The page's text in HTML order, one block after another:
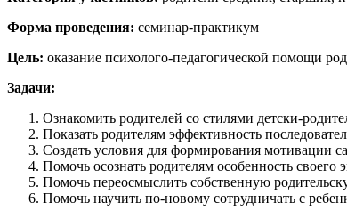
Форма проведения: семинар-практикум
Цель: оказание психолого-педагогической помощи
Задачи:
Ознакомить родителей со стилями детски-
Показать родителям эффективность
Создать условия для формирования мотивации
Помочь осознать родителям особенность
Помочь переосмыслить собственную
Помочь научить по-новому сотрудничать с